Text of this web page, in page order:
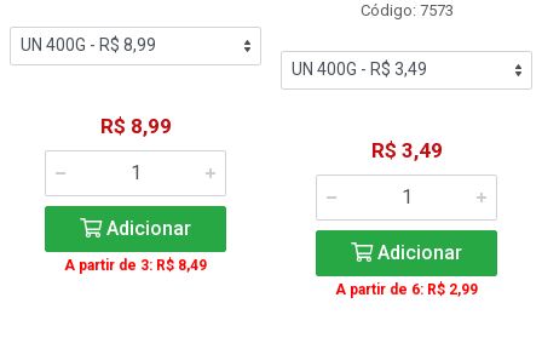
R$ 8,99
Adicionar
A partir de 3: R$ 8,49
Código: 7573
R$ 3,49
Adicionar
A partir de 6: R$ 2,99